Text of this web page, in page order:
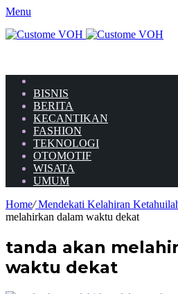
Menu
BISNIS
BERITA
KECANTIKAN
FASHION
TEKNOLOGI
OTOMOTIF
WISATA
UMUM
Home/Mendekati Kelahiran
melahirkan dalam waktu dekat
tanda akan
waktu dekat